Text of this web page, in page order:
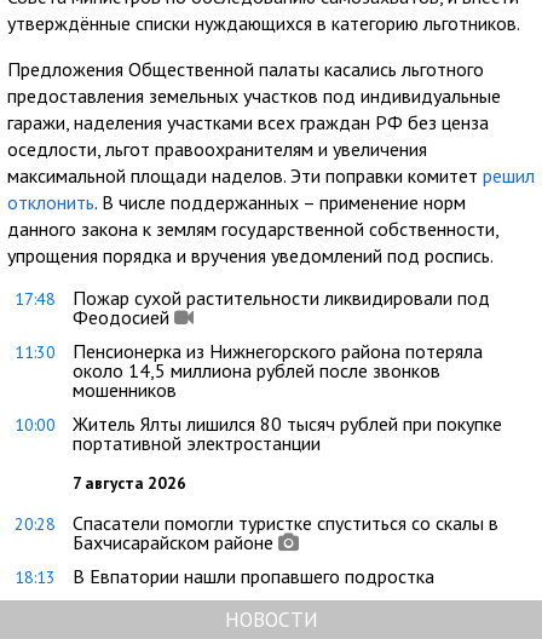
утверждённые списки нуждающихся в категорию льготников.
Предложения Общественной палаты касались льготного
предоставления земельных участков под индивидуальные
гаражи, наделения участками всех граждан РФ без ценза
оседлости, льгот правоохранителям и увеличения
максимальной площади наделов. Эти поправки комитет решил
отклонить. В числе поддержанных – применение норм
данного закона к землям государственной собственности,
упрощения порядка и вручения уведомлений под роспись.
17:48
Пожар сухой растительности ликвидировали под
Феодосией
11:30
Пенсионерка из Нижнегорского района потеряла
около 14,5 миллиона рублей после звонков
мошенников
10:00
Житель Ялты лишился 80 тысяч рублей при покупке
портативной электростанции
7 августа 2026
20:28
Спасатели помогли туристке спуститься со скалы в
Бахчисарайском районе
18:13 В Евпатории нашли пропавшего подростка
НОВОСТИ